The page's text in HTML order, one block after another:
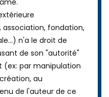
fondation,
n'a le droit de
de son "autorité"
par manipulation
au
de l'auteur de ce